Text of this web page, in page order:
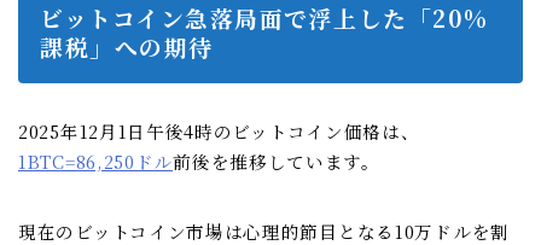
ビットコイン急落局面で浮上した「20%
課税」への期待
2025年12月1日午後4時のビットコイン価格は、
1BTC=86,250ドル前後を推移しています。
現在のビットコイン市場は心理的節目となる10万ドルを割